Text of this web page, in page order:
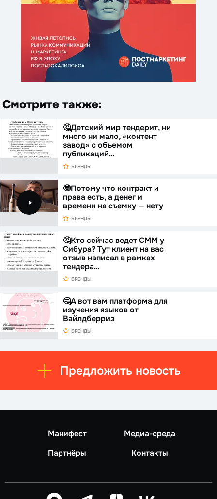
Смотрите также:
🤔Детский мир тендерит, ни
много ни мало, «контент
завод» с объемом
публикаций…
БРЕНДЫ
🤓Потому что контракт и
права есть, а денег и
времени на съемку — нету
БРЕНДЫ
🤔Кто сейчас ведет СММ у
Сибура? Тут клиент на вас
отзыв написал в рамках
тендера…
БРЕНДЫ
🤔А вот вам платформа для
изучения языков от
Вайлдберриз
БРЕНДЫ
Предложить новость
Манифест
Медиа-среда
Партнёры
Контакты